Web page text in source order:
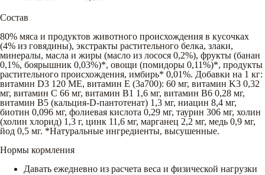
Состав
80% мяса и продуктов животного происхождения в кусочках
(4% из говядины), экстракты растительного белка, злаки,
минералы, масла и жиры (масло из лосося 0,2%), фрукты (банан
0,1%, боярышник 0,03%)*, овощи (помидоры 0,11%)*, продукты
растительного происхождения, имбирь* 0,01%. Добавки на 1 кг:
витамин D3 120 МЕ, витамин Е (3а700): 60 мг, витамин K3 0,32
мг, витамин С 66 мг, витамин В1 1,6 мг, витамин B6 0,28 мг,
витамин B5 (кальция-D-пантотенат) 1,3 мг, ниацин 8,4 мг,
биотин 0,096 мг, фолиевая кислота 0,29 мг, таурин 306 мг, холин
(холин хлорид) 1,3 г, цинк 11,6 мг, марганец 2,2 мг, медь 0,9 мг,
йод 0,5 мг. *Натуральные ингредиенты, высушенные.
Нормы кормления
Давать ежедневно из расчета веса и физической нагрузки